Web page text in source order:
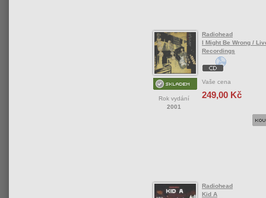
Rok vydání
2001
Radiohead
I Might Be Wrong /
Recordings
Vaše cena
249,00 Kč
Radiohead
Kid A